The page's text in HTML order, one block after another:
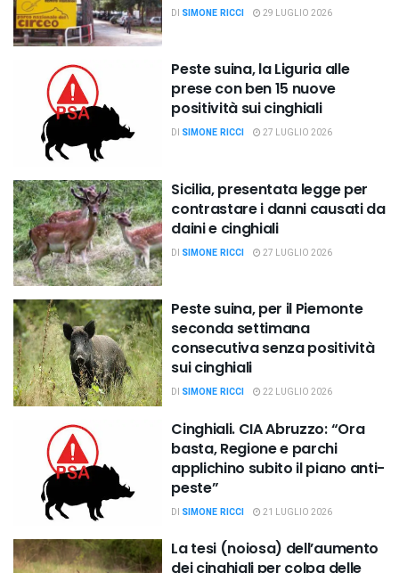
DI SIMONE RICCI 29 LUGLIO 2026
Peste suina, la Liguria alle
prese con ben 15 nuove
positività sui cinghiali
DI SIMONE RICCI 27 LUGLIO 2026
Sicilia, presentata legge per
contrastare i danni causati da
daini e cinghiali
DI SIMONE RICCI 27 LUGLIO 2026
Peste suina, per il Piemonte
seconda settimana
consecutiva senza positività
sui cinghiali
DI SIMONE RICCI 22 LUGLIO 2026
Cinghiali. CIA Abruzzo: “Ora
basta, Regione e parchi
applichino subito il piano anti-
peste”
DI SIMONE RICCI 21 LUGLIO 2026
La tesi (noiosa) dell’aumento
dei cinghiali per colpa delle